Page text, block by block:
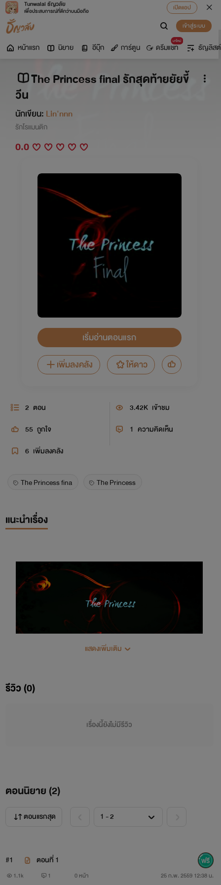
Tunwalai ธัญวลัย
เพื่อประสบการณ์ที่ดีกว่าบนมือถือ
เปิดแอป
เข้าสู่ระบบ
หน้าแรก นิยาย อีบุ๊ก การ์ตูน
มาใหม่
ดรีมแชท ธัญลิสต์
The Princess final รักสุดท้ายยัยขี้
วีน
นักเขียน: Lin'nnn
รักโรแมนติก
0.0
เริ่มอ่านตอนแรก
เพิ่มลงคลัง
ให้ดาว
2 ตอน 3.42K เข้าชม
55 ถูกใจ 1 ความคิดเห็น
6 เพิ่มลงคลัง
The Princess fina The Princess
แนะนำเรื่อง
สวัสดีจร้าไม่เจอกันนานเลย มาเปิดเรื่องใหม่ แต่เรื่องเก่าก็ยังไม่
ก่อนละกันไรท์ใช้นิสัยของคนในกลุ่มไรท์มีทั้งหมด5คนรวมไรท์
แสดงเพิ่มเติม
รีวิว (0)
เรื่องนี้ยังไม่มีรีวิว
ตอนนิยาย (2)
ตอนแรกสุด
#1 ตอนที่ 1
1.1k 1 0 หน้า 25 ก.พ. 2559 12:38 น.